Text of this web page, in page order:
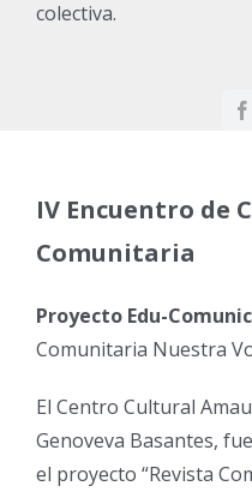
colectiva.
IV Encuentro de
Comunitaria
Proyecto Edu-
Comunitaria Nuestra
El Centro Cultural
Genoveva Basantes,
el proyecto “Revista